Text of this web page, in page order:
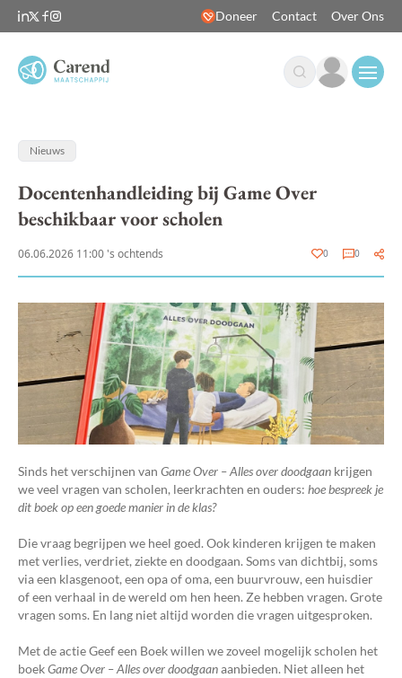
Doneer Contact Over Ons
Nieuws
Docentenhandleiding bij Game Over
beschikbaar voor scholen
06.06.2026 11:00 's ochtends 0 0
Sinds het verschijnen van Game Over – Alles over doodgaan krijgen
we veel vragen van scholen, leerkrachten en ouders: hoe bespreek je
dit boek op een goede manier in de klas?
Die vraag begrijpen we heel goed. Ook kinderen krijgen te maken
met verlies, verdriet, ziekte en doodgaan. Soms van dichtbij, soms
via een klasgenoot, een opa of oma, een buurvrouw, een huisdier
of een verhaal in de wereld om hen heen. Ze hebben vragen. Grote
vragen soms. En lang niet altijd worden die vragen uitgesproken.
Met de actie Geef een Boek willen we zoveel mogelijk scholen het
boekGame Over – Alles over doodgaanaanbieden. Niet alleen het